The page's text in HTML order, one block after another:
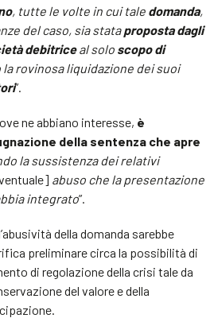
, tutte le volte in cui tale domanda,
del caso, sia stataproposta dagli
debitriceal solo scopo di
rovinosa liquidazione dei suoi
”.
ne abbiano interesse, è
della sentenza che apre
la sussistenza dei relativi
abuso che la presentazione
integrato”.
della domanda sarebbe
preliminare circa la possibilità di
di regolazione della crisi tale da
del valore e della